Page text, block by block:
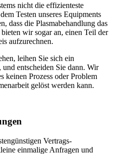
nicht die effizienteste
Testen unseres Equipments
dass die Plasmabehandlung das
wir sogar an, einen Teil der
aufzurechnen.
leihen Sie sich ein
und entscheiden Sie dann. Wir
keinen Prozess oder Problem
gelöst werden kann.
Vertrags-
einmalige Anfragen und